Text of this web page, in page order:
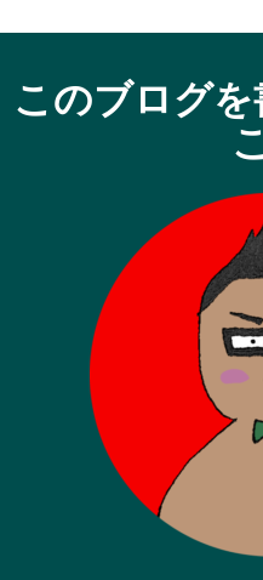
このブログ